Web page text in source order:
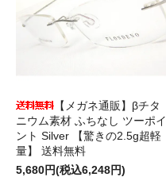
【メガネ通販】βチタ
ニウム素材 ふちなし ツーポイ
ント Silver 【驚きの2.5g超軽
量】 送料無料
5,680円(税込6,248円)